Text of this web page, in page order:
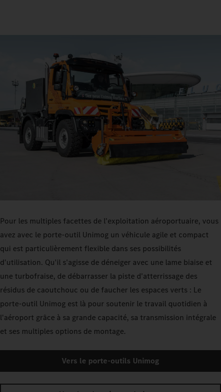
Pour les multiples facettes de l'exploitation aéroportuaire, vous
avez avec le porte-outil Unimog un véhicule agile et compact
qui est particulièrement flexible dans ses possibilités
d'utilisation. Qu'il s'agisse de déneiger avec une lame biaise et
une turbofraise, de débarrasser la piste d'atterrissage des
résidus de caoutchouc ou de faucher les espaces verts : Le
porte-outil Unimog est là pour soutenir le travail quotidien à
l'aéroport grâce à sa grande capacité, sa transmission intégrale
et ses multiples options de montage.
Vers le porte-outils Unimog